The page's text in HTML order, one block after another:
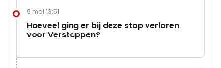
9 mei 13:51
Hoeveel ging er bij deze stop verloren
voor Verstappen?